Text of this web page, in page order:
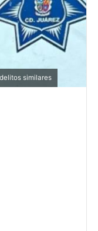
similares